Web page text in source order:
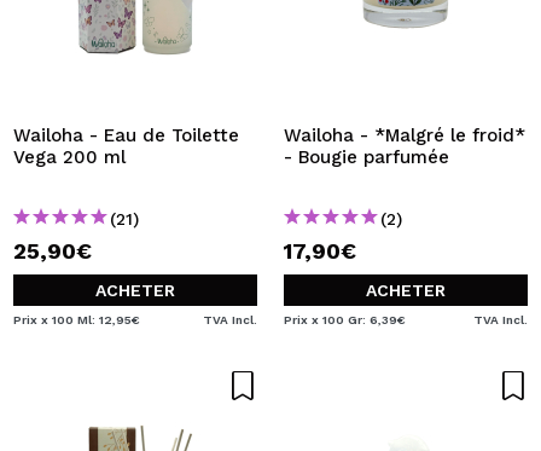
Wailoha - Eau de Toilette
Vega 200 ml
(21)
25,90€
ACHETER
Prix x 100 Ml: 12,95€ TVA Incl.
Wailoha - *Malgré le froid*
- Bougie parfumée
(2)
17,90€
ACHETER
Prix x 100 Gr: 6,39€ TVA Incl.